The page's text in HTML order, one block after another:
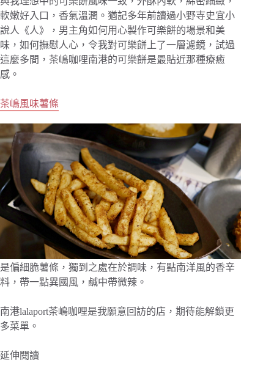
軟嫩好入口，香氣溫潤。猶記多年前讀過小野寺史宜小
說人《人》，男主角如何用心製作可樂餅的場景和美
味，如何撫慰人心，令我對可樂餅上了一層濾鏡，試過
這麼多間，茶嶋咖哩南港的可樂餅是最貼近那種療癒
感。
茶嶋風味薯條
是偏細脆薯條，獨到之處在於調味，有點南洋風的香辛
料，帶一點異國風，鹹中帶微辣。
南港lalaport茶嶋咖哩是我願意回訪的店，期待能解鎖更
多菜單。
延伸閱讀